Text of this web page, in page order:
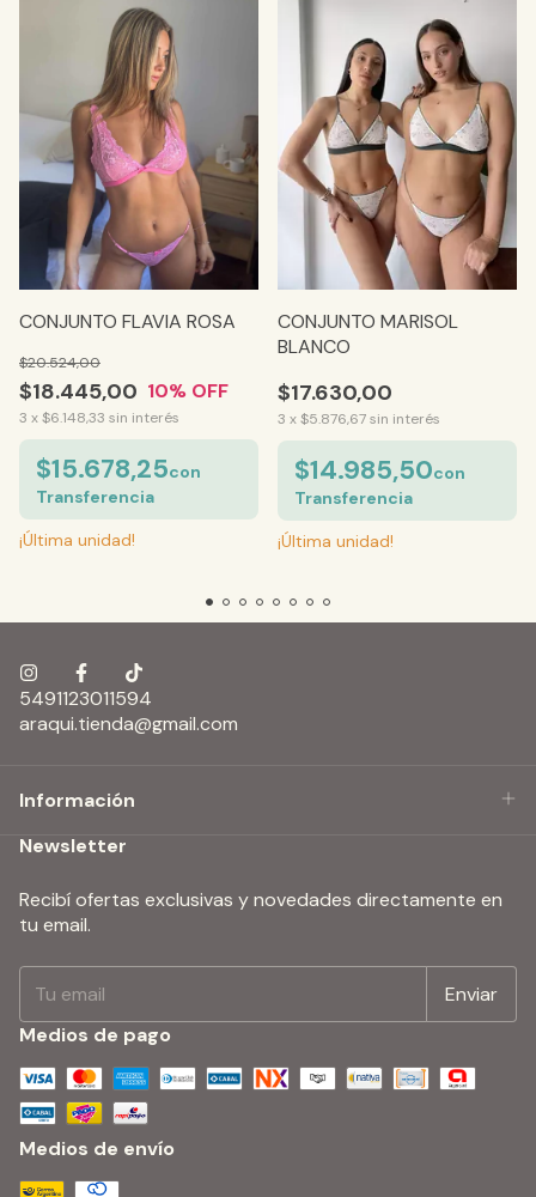
CONJUNTO FLAVIA ROSA
$18.445,00
$20.524,00
10% OFF
3 x$6.148,33 sin interés
$15.678,25con
Transferencia
¡Última unidad!
CONJUNTO MARISOL
BLANCO
$17.630,00
3 x$5.876,67sin interés
$14.985,50con
Transferencia
¡Última unidad!
5491123011594
araqui.tienda@gmail.com
Información
Newsletter
Recibí ofertas exclusivas y novedades directamente en
tu email.
Medios de pago
Medios de envío